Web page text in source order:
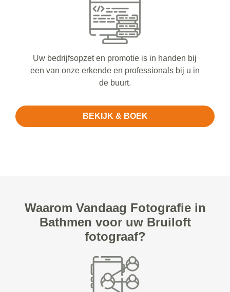
Uw bedrijfsopzet en promotie is in handen bij
een van onze erkende en professionals bij u in
de buurt.
BEKIJK & BOEK
Waarom Vandaag Fotografie in
Bathmen voor uw Bruiloft
fotograaf?